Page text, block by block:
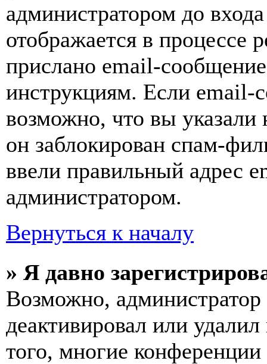
администратором до
отображается в процессе
прислано email-
инструкциям. Если email-
возможно, что вы
он заблокирован спам-
ввели правильный адрес
администратором.
Вернуться к началу
» Я давно
Возможно,
деактивировал или
того, многие